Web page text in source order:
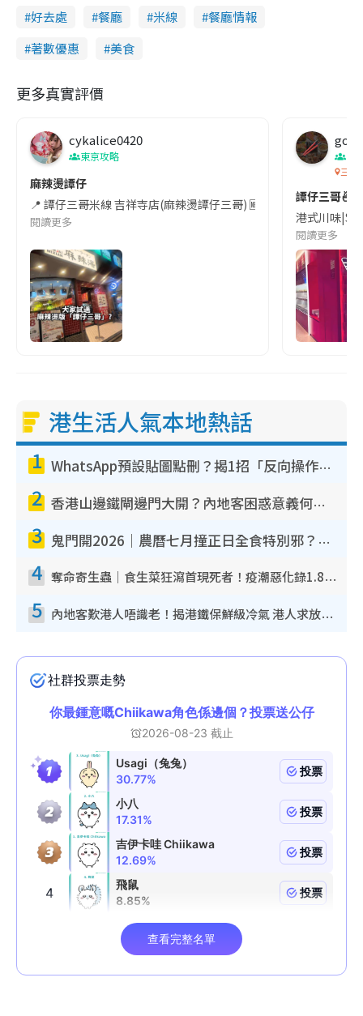
好去處 餐廳 米線
餐廳情報
著數優惠
美食
更多真實評價
cykalice0420
東京攻略
麻辣燙譚仔
📍 譚仔三哥米線 吉祥寺店(麻辣燙譚仔三哥) 🆕 2026年4月28日
閱讀更多
三哥
譚仔三哥🍜
港式川味|$
閱讀更多
港生活人氣本地熱話
1 WhatsApp預設貼圖點刪？揭1招「反向操作」還原簡潔介面 附3步實測教學
2 香港山邊鐵閘邊門大開？內地客困惑意義何在！網民神回覆：呢種叫法理性防禦
3 鬼門開2026｜農曆七月撞正日全食特別邪？專家警告切忌做一事！揭4大禁忌+2招保平安
4 奪命寄生蟲｜食生菜狂瀉首現死者！疫潮惡化錄1.8萬宗病例 揭洗菜3大謬誤
5 內地客歎港人唔識老！揭港鐵保鮮級冷氣 港人求放過：咪投訴